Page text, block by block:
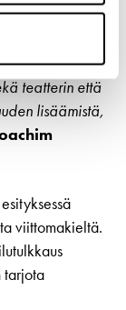
ja
luomilla
teatterin että
lisäämistä,
viittomakieltä.
tarjota